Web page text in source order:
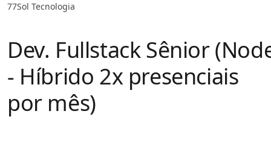
77Sol Tecnologia
Dev. Fullstack Sênior
- Híbrido 2x presenciais
por mês)